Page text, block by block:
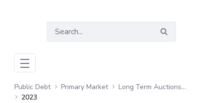
Public Debt Primary Market
Long Term Auctions - COP
2023